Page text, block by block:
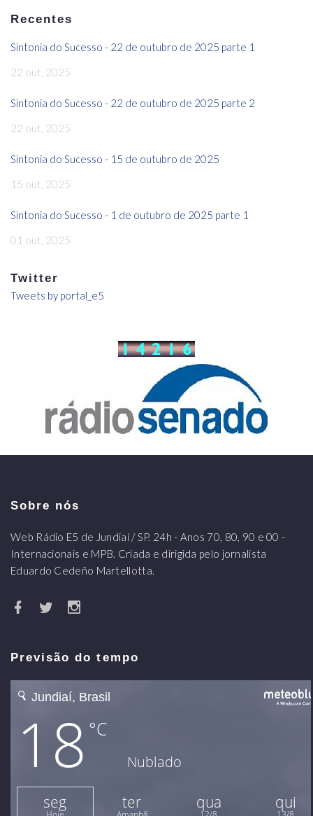
Recentes
Sintonia do Sucesso - 22 de outubro de 2025 parte 1
22 out, 2025
Sintonia do Sucesso - 22 de outubro de 2025 parte 2
22 out, 2025
Sintonia do Sucesso - 15 de outubro de 2025
15 out, 2025
Sintonia do Sucesso - 1 de outubro de 2025 parte 1
01 out, 2025
Twitter
Tweets by portal_e5
Sobre nós
Web Rádio E5 de Jundiaí / SP. 24h - Anos 70, 80, 90 e 00 -
Internacionais e MPB. Criada e dirigida pelo jornalista
Eduardo Cedeño Martellotta.
Previsão do tempo